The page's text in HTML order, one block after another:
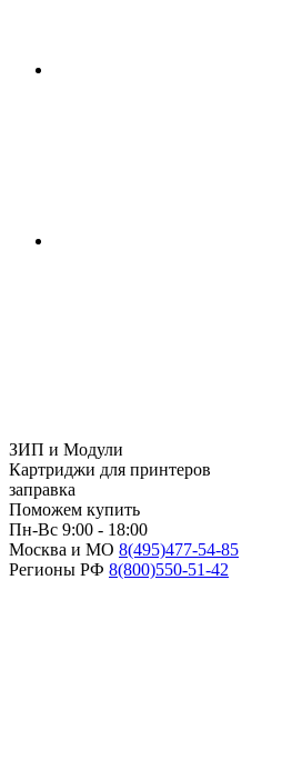
ЗИП и Модули
Картриджи для принтеров
заправка
Поможем купить
Пн-Вс 9:00 - 18:00
Москва и МО 8(495)477-54-85
Регионы РФ 8(800)550-51-42